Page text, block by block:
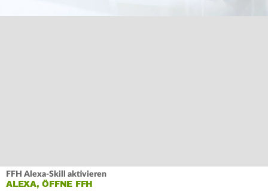
FFH Alexa-Skill aktivieren
ALEXA, ÖFFNE FFH